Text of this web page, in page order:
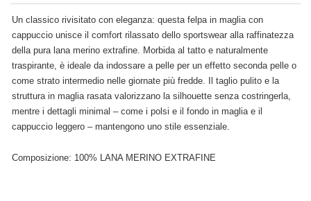
Un classico rivisitato con eleganza: questa felpa in maglia con
cappuccio unisce il comfort rilassato dello sportswear alla raffinatezza
della pura lana merino extrafine. Morbida al tatto e naturalmente
traspirante, è ideale da indossare a pelle per un effetto seconda pelle o
come strato intermedio nelle giornate più fredde. Il taglio pulito e la
struttura in maglia rasata valorizzano la silhouette senza costringerla,
mentre i dettagli minimal – come i polsi e il fondo in maglia e il
cappuccio leggero – mantengono uno stile essenziale.
Composizione: 100% LANA MERINO EXTRAFINE